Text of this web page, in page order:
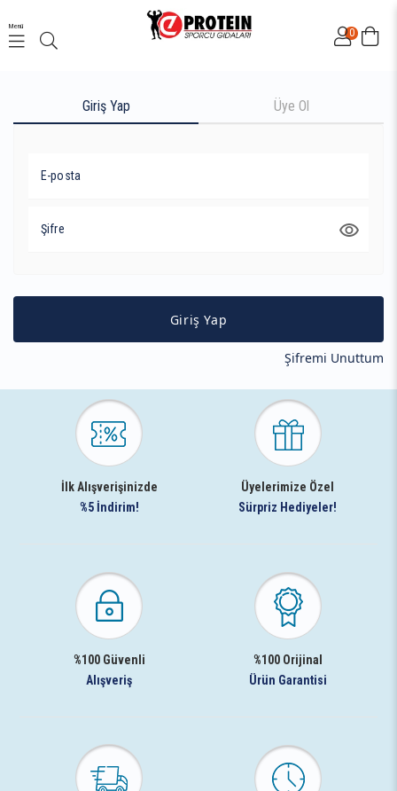
0
Menü
Giriş Yap Üye Ol
E-posta
Şifre
Giriş Yap
Şifremi Unuttum
İlk Alışverişinizde
%5 İndirim!
Üyelerimize Özel
Sürpriz Hediyeler!
%100 Güvenli
Alışveriş
%100 Orijinal
Ürün Garantisi